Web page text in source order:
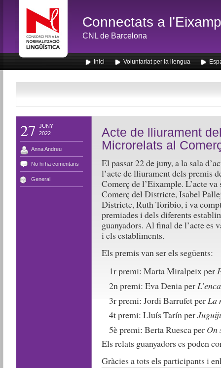
Connectats a
CNL de Barcelona
Inici Voluntariat per la llengua
27 JUNY
2022
Anna Andreu
No hi ha comentaris
General
Acte de lliurament
Microrelats al
El passat 22 de juny, a la sala
l’acte de lliurament dels premis
Comerç de l’Eixample. L’acte
Comerç del Districte, Isabel
Districte, Ruth Toribio, i va
premiades i dels diferents
guanyadors. Al final de l’acte es
i els establiments.
Els premis van ser els següents:
1r premi: Marta Miralpeix per
2n premi: Eva Denia per
3r premi: Jordi Barrufet per La
4t premi: Lluís Tarín per
5è premi: Berta Ruesca per On
Els relats guanyadors es poden
Gràcies a tots els participants i